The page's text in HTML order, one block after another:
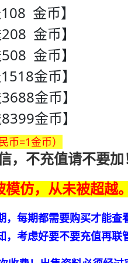
金币】
金币】
金币】
金币】
金币】
金币】
币=1金币）
，不充值请不要加
仿，从未被超越。
每期都需要购买才能查
考虑好要不要充值再联